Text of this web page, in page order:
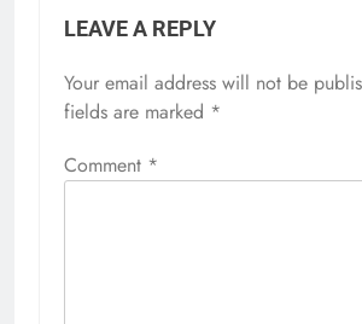
LEAVE A REPLY
Your email address will not be
fields are marked *
Comment *